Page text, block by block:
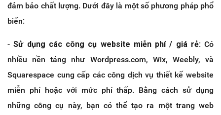
đảm bảo chất lượng. Dưới đây là một số phương pháp phổ
biến:
-Sử dụng các công cụ website miễn phí / giá rẻ: Có
nhiều nền tảng như Wordpress.com, Wix, Weebly, và
Squarespace cung cấp các công dịch vụ thiết kế website
miễn phí hoặc với mức phí thấp. Bằng cách sử dụng
những công cụ này, bạn có thể tạo ra một trang web